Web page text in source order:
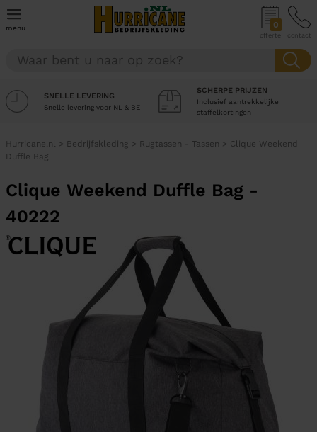
menu 0
offerte contact
SNELLE LEVERING
Snelle levering voor NL & BE
SCHERPE PRIJZEN
Inclusief aantrekkelijke
staffelkortingen
Hurricane.nl > Bedrijfskleding > Rugtassen - Tassen > Clique Weekend
Duffle Bag
Clique Weekend Duffle Bag -
40222